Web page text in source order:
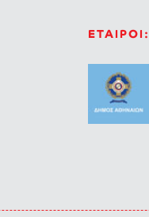
ΕΤΑΙΡΟΙ: